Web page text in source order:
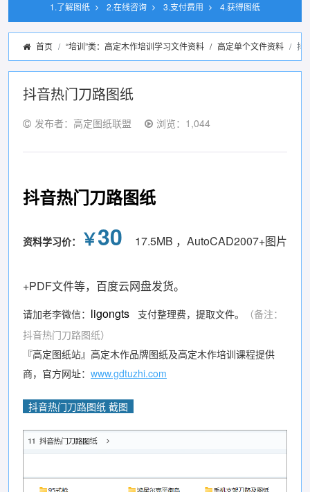
1.了解图纸 2.在线咨询 3.支付费用 4.获得图纸
首页 “培训”类：高定木作培训学习文件资料 / 高定单个文件资料 抖
抖音热门刀路图纸
发布者：高定图纸联盟 浏览：1,044
抖音热门刀路图纸
资料学习价： ￥30 17.5MB ，AutoCAD2007+图片
+PDF文件等，百度云网盘发货。
请加老李微信： ligongts 支付整理费，提取文件。
（备注：
抖音热门刀路图纸）
『高定图纸站』高定木作品牌图纸及高定木作培训课程提供
商，官方网址： www.gdtuzhi.com
抖音热门刀路图纸 截图